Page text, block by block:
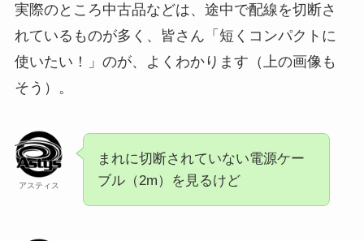
実際のところ中古品などは、途中で配線を切断さ
れているものが多く、皆さん「短くコンパクトに
使いたい！」のが、よくわかります（上の画像も
そう）。
アスティス
まれに切断されていない電源ケー
ブル（2m）を見るけど